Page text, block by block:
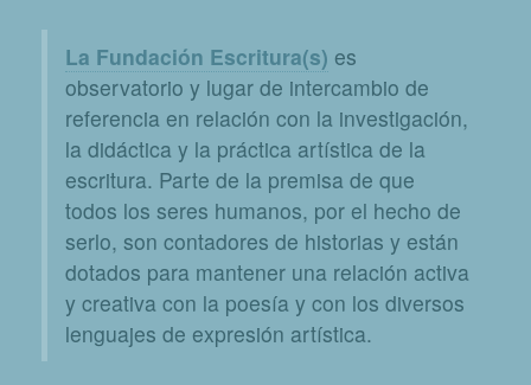
La Fundación Escritura(s) es
observatorio y lugar de intercambio de
referencia en relación con la investigación,
la didáctica y la práctica artística de la
escritura. Parte de la premisa de que
todos los seres humanos, por el hecho de
serlo, son contadores de historias y están
dotados para mantener una relación activa
y creativa con la poesía y con los diversos
lenguajes de expresión artística.